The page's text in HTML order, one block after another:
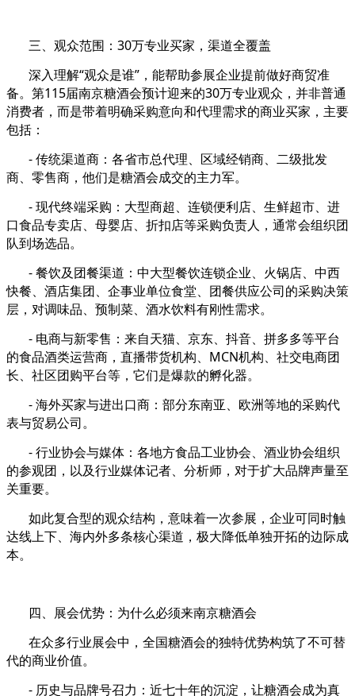
三、观众范围：30万专业买家，渠道全覆盖
深入理解“观众是谁”，能帮助参展企业提前做好商贸准
备。第115届南京糖酒会预计迎来的30万专业观众，并非普通
消费者，而是带着明确采购意向和代理需求的商业买家，主要
包括：
- 传统渠道商：各省市总代理、区域经销商、二级批发
商、零售商，他们是糖酒会成交的主力军。
- 现代终端采购：大型商超、连锁便利店、生鲜超市、进
口食品专卖店、母婴店、折扣店等采购负责人，通常会组织团
队到场选品。
- 餐饮及团餐渠道：中大型餐饮连锁企业、火锅店、中西
快餐、酒店集团、企事业单位食堂、团餐供应公司的采购决策
层，对调味品、预制菜、酒水饮料有刚性需求。
- 电商与新零售：来自天猫、京东、抖音、拼多多等平台
的食品酒类运营商，直播带货机构、MCN机构、社交电商团
长、社区团购平台等，它们是爆款的孵化器。
- 海外买家与进出口商：部分东南亚、欧洲等地的采购代
表与贸易公司。
- 行业协会与媒体：各地方食品工业协会、酒业协会组织
的参观团，以及行业媒体记者、分析师，对于扩大品牌声量至
关重要。
如此复合型的观众结构，意味着一次参展，企业可同时触
达线上下、海内外多条核心渠道，极大降低单独开拓的边际成
本。
四、展会优势：为什么必须来南京糖酒会
在众多行业展会中，全国糖酒会的独特优势构筑了不可替
代的商业价值。
- 历史与品牌号召力：近七十年的沉淀，让糖酒会成为真